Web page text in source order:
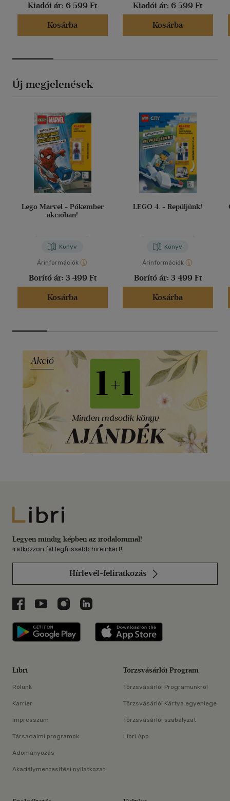
Kiadói ár: 6 599 Ft
Kosárba
Kiadói ár: 6 599 Ft
Kosárba
Új megjelenések
Lego Marvel - Pókember
akcióban!
Könyv
Árinformációk
Borító ár: 3 499 Ft
Kosárba
LEGO 4. - Repüljünk!
Könyv
Árinformációk
Borító ár: 3 499 Ft
Kosárba
Libri
Legyen mindig képben az irodalommal!
Iratkozzon fel legfrissebb híreinkért!
Hírlevél-feliratkozás
Libri a Facebookon
Libri a Youtube-on
Libri az Instagramon
Libri a LinkedInen
Libri applikáció Szerezd meg: Google
Libri
Rólunk
Karrier
Impresszum
Társadalmi programok
Adományozás
Akadálymentesítési nyilatkozat
Törzsvásárlói Program
Törzsvásárlói Programunkról
Törzsvásárlói Kártya egyenlege
Törzsvásárlói szabályzat
Libri App